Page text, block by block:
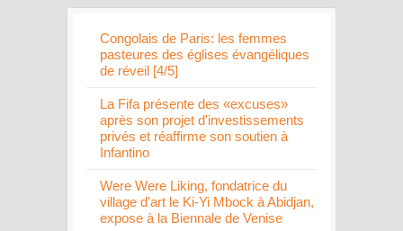
Congolais de Paris: les femmes
pasteures des églises évangéliques
de réveil [4/5]
La Fifa présente des «excuses»
après son projet d'investissements
privés et réaffirme son soutien à
Infantino
Were Were Liking, fondatrice du
village d'art le Ki-Yi Mbock à Abidjan,
expose à la Biennale de Venise